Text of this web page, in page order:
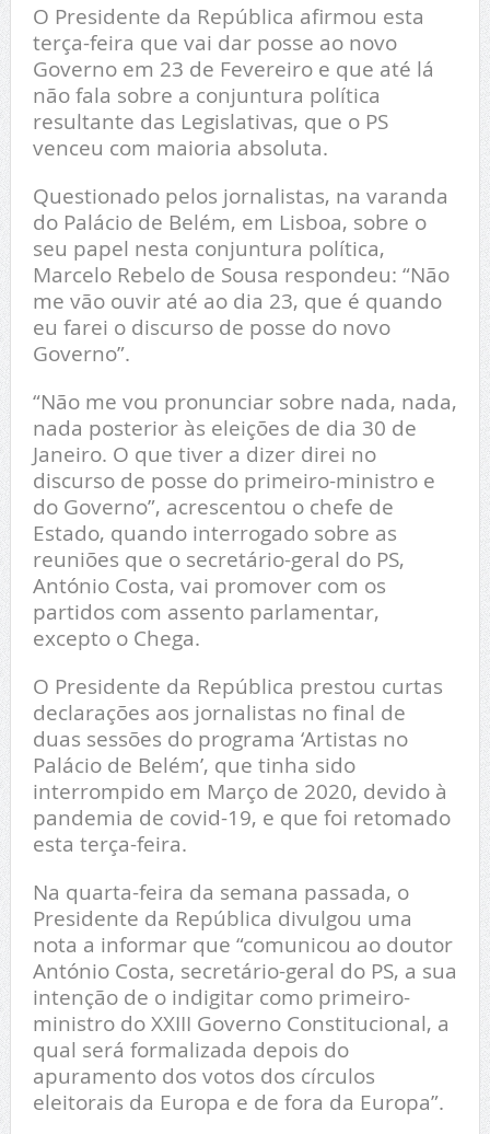
O Presidente da República afirmou esta
terça-feira que vai dar posse ao novo
Governo em 23 de Fevereiro e que até lá
não fala sobre a conjuntura política
resultante das Legislativas, que o PS
venceu com maioria absoluta.
Questionado pelos jornalistas, na varanda
do Palácio de Belém, em Lisboa, sobre o
seu papel nesta conjuntura política,
Marcelo Rebelo de Sousa respondeu: “Não
me vão ouvir até ao dia 23, que é quando
eu farei o discurso de posse do novo
Governo”.
“Não me vou pronunciar sobre nada, nada,
nada posterior às eleições de dia 30 de
Janeiro. O que tiver a dizer direi no
discurso de posse do primeiro-ministro e
do Governo”, acrescentou o chefe de
Estado, quando interrogado sobre as
reuniões que o secretário-geral do PS,
António Costa, vai promover com os
partidos com assento parlamentar,
excepto o Chega.
O Presidente da República prestou curtas
declarações aos jornalistas no final de
duas sessões do programa ‘Artistas no
Palácio de Belém’, que tinha sido
interrompido em Março de 2020, devido à
pandemia de covid-19, e que foi retomado
esta terça-feira.
Na quarta-feira da semana passada, o
Presidente da República divulgou uma
nota a informar que “comunicou ao doutor
António Costa, secretário-geral do PS, a sua
intenção de o indigitar como primeiro-
ministro do XXIII Governo Constitucional, a
qual será formalizada depois do
apuramento dos votos dos círculos
eleitorais da Europa e de fora da Europa”.